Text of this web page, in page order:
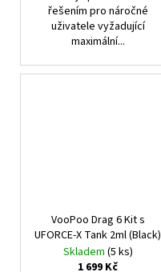
řešením pro náročné
uživatele vyžadující
maximální...
VooPoo Drag 6 Kit s
UFORCE-X Tank 2ml (Black)
Skladem (5 ks)
1 699 Kč